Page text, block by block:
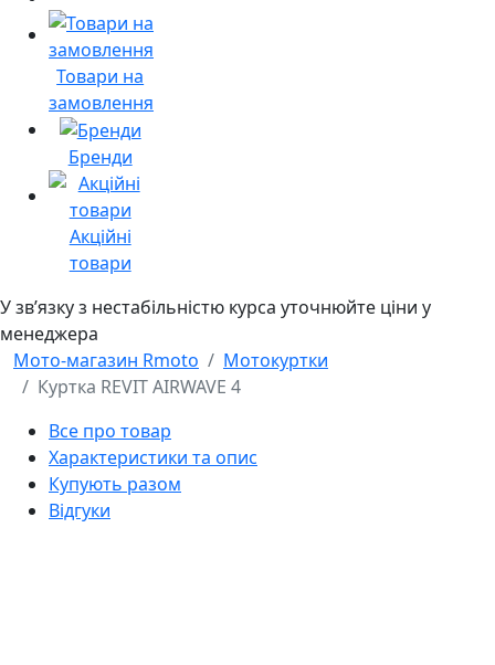
Товари на
замовлення
Бренди
Акційні
товари
У звʼязку з нестабільністю курса уточнюйте ціни у
менеджера
Мото-магазин Rmoto
Мотокуртки
Куртка REVIT AIRWAVE 4
Все про товар
Характеристики та опис
Купують разом
Відгуки